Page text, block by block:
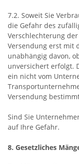
7.2. Soweit Sie
die Gefahr des
Verschlechterung
Versendung erst mit
unabhängig davon,
unversichert erfolgt.
ein nicht vom
Versendung
Sind Sie
auf Ihre Gefahr.
8. Gesetzliches